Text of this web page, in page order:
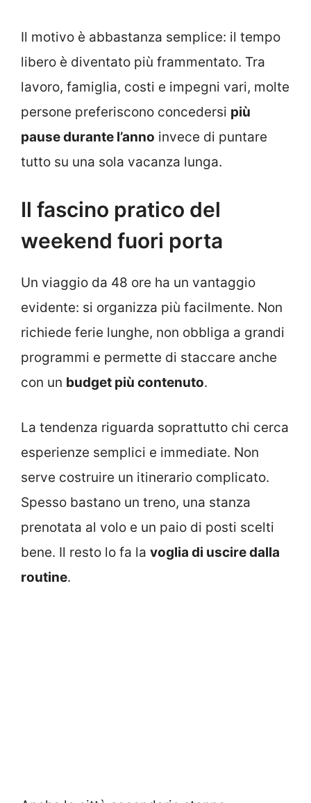
Il motivo è abbastanza semplice: il tempo
libero è diventato più frammentato. Tra
lavoro, famiglia, costi e impegni vari, molte
persone preferiscono concedersi più
pause durante l’anno invece di puntare
tutto su una sola vacanza lunga.
Il fascino pratico del
weekend fuori porta
Un viaggio da 48 ore ha un vantaggio
evidente: si organizza più facilmente. Non
richiede ferie lunghe, non obbliga a grandi
programmi e permette di staccare anche
con un budget più contenuto.
La tendenza riguarda soprattutto chi cerca
esperienze semplici e immediate. Non
serve costruire un itinerario complicato.
Spesso bastano un treno, una stanza
prenotata al volo e un paio di posti scelti
bene. Il resto lo fa la voglia di uscire dalla
routine.